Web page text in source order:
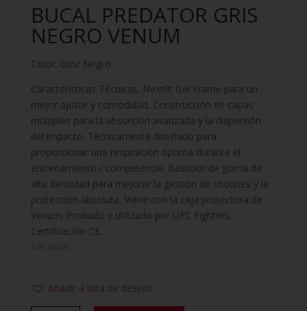
BUCAL PREDATOR GRIS
NEGRO VENUM
Color: Gris/ Negro
Características Técnicas: Nextfit Gel Frame para un
mejor ajuste y comodidad. Construcción de capas
múltiples para la absorción avanzada y la dispersión
del impacto. Técnicamente diseñado para
proporcionar una respiración óptima durante el
entrenamiento / competencia. Bastidor de goma de
alta densidad para mejorar la gestión de choques y la
protección absoluta. Viene con la caja protectora de
Venum. Probado y utilizado por UFC Fighters.
Certificación CE.
5 in stock
Añadir a lista de deseos